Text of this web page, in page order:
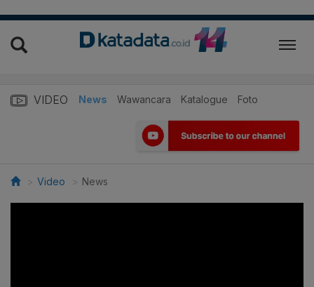
VIDEO News Wawancara Katalogue Foto
Video News